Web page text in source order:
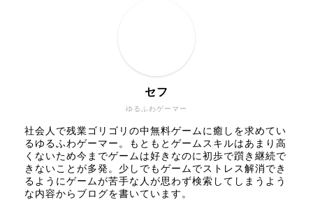
ゆるふわゲーマー
セフ
社会人で残業ゴリゴリの中無料ゲームに癒しを求めてい
るゆるふわゲーマー。もともとゲームスキルはあまり高
くないため今までゲームは好きなのに初歩で躓き継続で
きないことが多発。少しでもゲームでストレス解消でき
るようにゲームが苦手な人が思わず検索してしまうよう
な内容からブログを書いています。